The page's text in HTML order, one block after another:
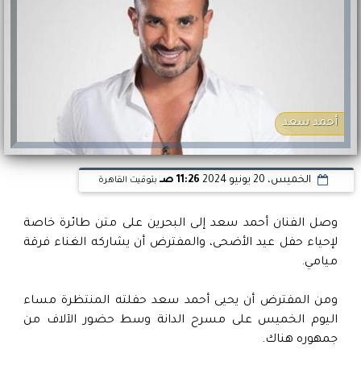
أحمد سعد
الخميس، 20 يونيو 2024 11:26 صـ بتوقيت القاهرة
وصل الفنان أحمد سعد إلى البحرين على متن طائرة خاصة
لإحياء حفل عيد الأضحى، والمفترض أن يشاركه الغناء فرقة
ميامي.
ومن المفترض أن يحيى أحمد سعد حفلته المنتظرة مساء
اليوم الخميس على مسرح الدانة وسط حضور الآلاف من
جمهوره هناك.